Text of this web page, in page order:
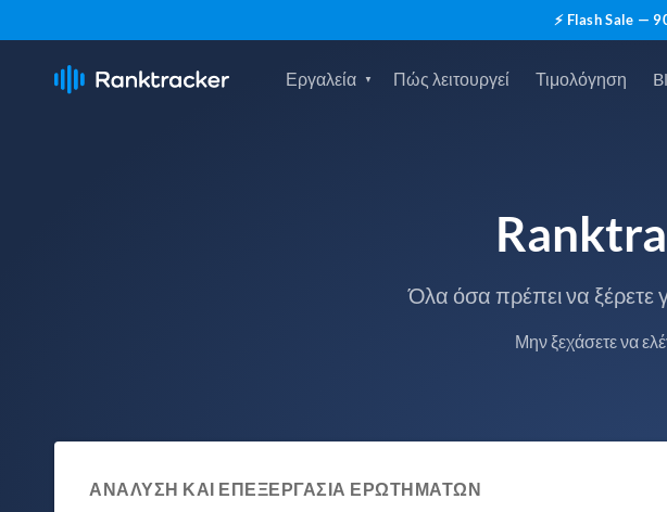
⚡ Flash Sale —
Εργαλεία Πώς λειτουργεί Τιμολόγηση
Όλα όσα πρέπει να ξέρετε
Μην ξεχάσετε να
ΑΝΆΛΥΣΗ ΚΑΙ ΕΠΕΞΕΡΓΑΣΊΑ ΕΡΩΤΗΜΆΤΩΝ